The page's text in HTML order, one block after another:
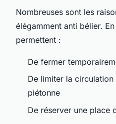
Nombreuses sont les
élégamment anti bélier.
permettent :
De fermer
De limiter la
piétonne
De réserver une place